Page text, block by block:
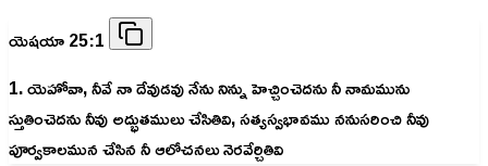
యెషయా 25:1
1. యెహోవా, నీవే నా దేవుడవు నేను నిన్ను హెచ్చించెదను నీ నామమును
స్తుతించెదను నీవు అద్భుతములు చేసితివి, సత్యస్వభావము ననుసరించి నీవు
పూర్వకాలమున చేసిన నీ ఆలోచనలు నెరవేర్చితివి